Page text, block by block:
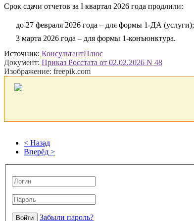
Срок сдачи отчетов за I квартал 2026 года продлили:
до 27 февраля 2026 года – для формы 1-ДА (услуги);
3 марта 2026 года – для формы 1-конъюнктура.
Источник: КонсультантПлюс
Документ: Приказ Росстата от 02.02.2026 N 48
Изображение: freepik.com
< Назад
Вперёд >
Забыли пароль?